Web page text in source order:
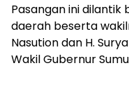
Pasangan ini
daerah beserta
Nasution dan H.
Wakil Gubernur